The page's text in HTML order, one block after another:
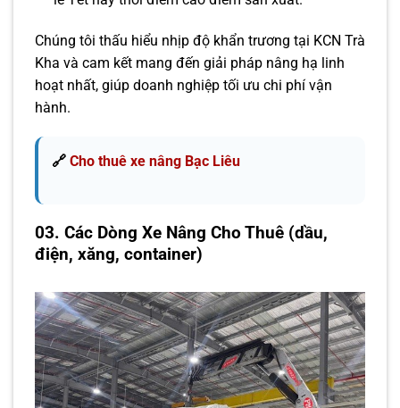
Chúng tôi thấu hiểu nhịp độ khẩn trương tại KCN Trà
Kha và cam kết mang đến giải pháp nâng hạ linh
hoạt nhất, giúp doanh nghiệp tối ưu chi phí vận
hành.
🔗 Cho thuê xe nâng Bạc Liêu
03. Các Dòng Xe Nâng Cho Thuê (dầu,
điện, xăng, container)